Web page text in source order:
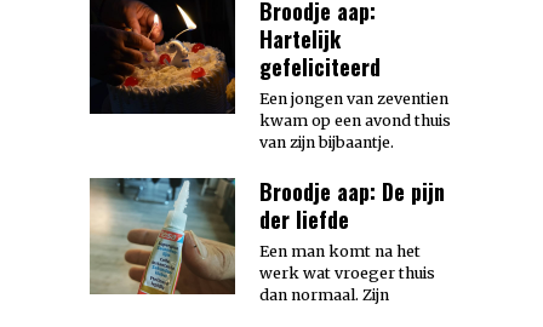
Broodje aap:
Hartelijk
gefeliciteerd
Een jongen van zeventien
kwam op een avond thuis
van zijn bijbaantje.
Broodje aap: De pijn
der liefde
Een man komt na het
werk wat vroeger thuis
dan normaal. Zijn